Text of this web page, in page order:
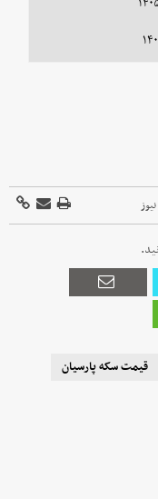
قیمت سکه پارسیان